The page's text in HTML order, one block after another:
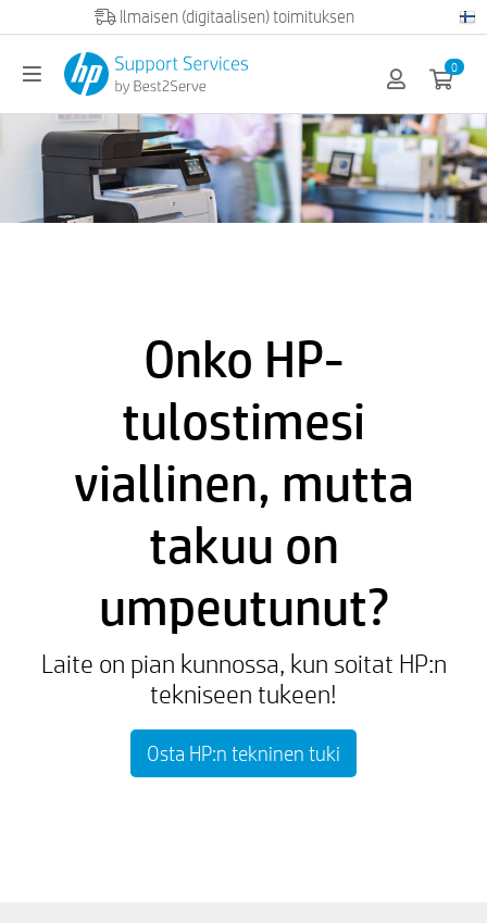
Official HP partner
0
Onko HP-
tulostimesi
viallinen, mutta
takuu on
umpeutunut?
Laite on pian kunnossa, kun soitat HP:n
tekniseen tukeen!
Osta HP:n tekninen tuki